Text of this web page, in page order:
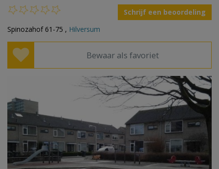
Schrijf een beoordeling
Spinozahof 61-75 , Hilversum
Bewaar als favoriet